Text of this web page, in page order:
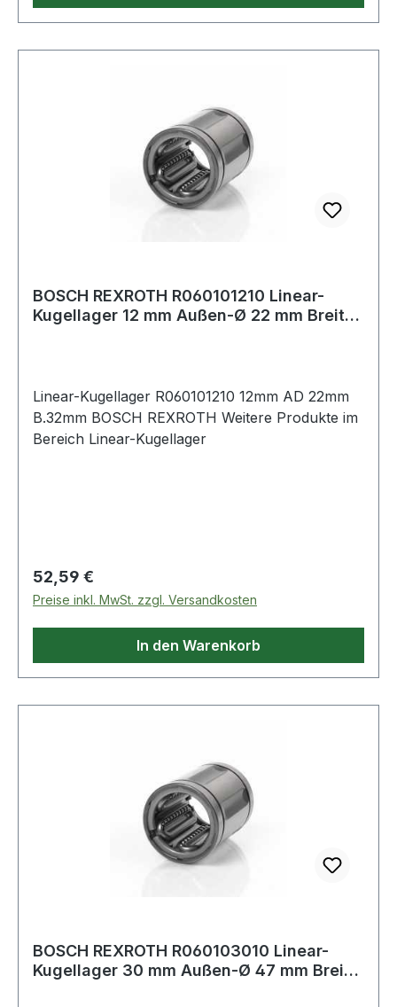
BOSCH REXROTH R060101210 Linear-
Kugellager 12 mm Außen-Ø 22 mm Breite
Linear-Kugellager R060101210 12mm AD 22mm
B.32mm BOSCH REXROTH Weitere Produkte im
Bereich Linear-Kugellager
Regulärer Preis:
52,59 €
Preise inkl. MwSt. zzgl. Versandkosten
In den Warenkorb
BOSCH REXROTH R060103010 Linear-
Kugellager 30 mm Außen-Ø 47 mm Breite